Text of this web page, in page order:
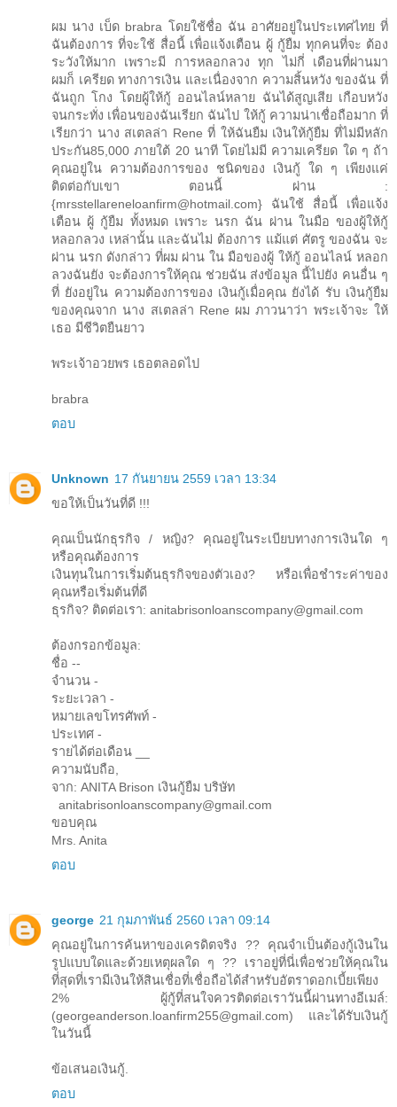
ผม นาง เบ็ด brabra โดยใช้ชื่อ ฉัน อาศัยอยู่ในประเทศไทย ที่
ฉันต้องการ ที่จะใช้ สื่อนี้ เพื่อแจ้งเตือน ผู้ กู้ยืม ทุกคนที่จะ ต้อง
ระวังให้มาก เพราะมี การหลอกลวง ทุก ไม่กี่ เดือนที่ผ่านมา
ผมก็ เครียด ทางการเงิน และเนื่องจาก ความสิ้นหวัง ของฉัน ที่
ฉันถูก โกง โดยผู้ให้กู้ ออนไลน์หลาย ฉันได้สูญเสีย เกือบหวัง
จนกระทั่ง เพื่อนของฉันเรียก ฉันไป ให้กู้ ความน่าเชื่อถือมาก ที่
เรียกว่า นาง สเตลล่า Rene ที่ ให้ฉันยืม เงินให้กู้ยืม ที่ไม่มีหลัก
ประกัน85,000 ภายใต้ 20 นาที โดยไม่มี ความเครียด ใด ๆ ถ้า
คุณอยู่ใน ความต้องการของ ชนิดของ เงินกู้ ใด ๆ เพียงแค่
ติดต่อกับเขา ตอนนี้ ผ่าน :
{mrsstellareneloanfirm@hotmail.com} ฉันใช้ สื่อนี้ เพื่อแจ้ง
เตือน ผู้ กู้ยืม ทั้งหมด เพราะ นรก ฉัน ผ่าน ในมือ ของผู้ให้กู้
หลอกลวง เหล่านั้น และฉันไม่ ต้องการ แม้แต่ ศัตรู ของฉัน จะ
ผ่าน นรก ดังกล่าว ที่ผม ผ่าน ใน มือของผู้ ให้กู้ ออนไลน์ หลอก
ลวงฉันยัง จะต้องการให้คุณ ช่วยฉัน ส่งข้อมูล นี้ไปยัง คนอื่น ๆ
ที่ ยังอยู่ใน ความต้องการของ เงินกู้เมื่อคุณ ยังได้ รับ เงินกู้ยืม
ของคุณจาก นาง สเตลล่า Rene ผม ภาวนาว่า พระเจ้าจะ ให้
เธอ มีชีวิตยืนยาว
พระเจ้าอวยพร เธอตลอดไป
brabra
ตอบ
Unknown 17 กันยายน 2559 เวลา 13:34
ขอให้เป็นวันที่ดี !!!
คุณเป็นนักธุรกิจ / หญิง? คุณอยู่ในระเบียบทางการเงินใด ๆ
หรือคุณต้องการ
เงินทุนในการเริ่มต้นธุรกิจของตัวเอง? หรือเพื่อชำระค่าของ
คุณหรือเริ่มต้นที่ดี
ธุรกิจ? ติดต่อเรา: anitabrisonloanscompany@gmail.com
ต้องกรอกข้อมูล:
ชื่อ --
จํานวน -
ระยะเวลา -
หมายเลขโทรศัพท์ -
ประเทศ -
รายได้ต่อเดือน __
ความนับถือ,
จาก: ANITA Brison เงินกู้ยืม บริษัท
anitabrisonloanscompany@gmail.com
ขอบคุณ
Mrs. Anita
ตอบ
george 21 กุมภาพันธ์ 2560 เวลา 09:14
คุณอยู่ในการค้นหาของเครดิตจริง ?? คุณจำเป็นต้องกู้เงินใน
รูปแบบใดและด้วยเหตุผลใด ๆ ?? เราอยู่ที่นี่เพื่อช่วยให้คุณใน
ที่สุดที่เรามีเงินให้สินเชื่อที่เชื่อถือได้สำหรับอัตราดอกเบี้ยเพียง
2% ผู้กู้ที่สนใจควรติดต่อเราวันนี้ผ่านทางอีเมล์:
(georgeanderson.loanfirm255@gmail.com) และได้รับเงินกู้
ในวันนี้
ข้อเสนอเงินกู้.
ตอบ